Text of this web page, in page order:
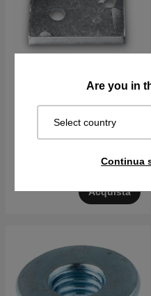
Are you in
Select country
Continua
5300522-86
Acquista